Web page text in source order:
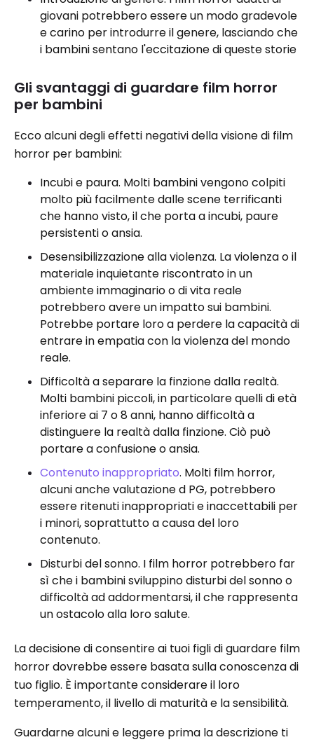
giovani potrebbero essere un modo gradevole
e carino per introdurre il genere, lasciando che
i bambini sentano l'eccitazione di queste storie
Gli svantaggi di guardare film horror
per bambini
Ecco alcuni degli effetti negativi della visione di film
horror per bambini:
Incubi e paura. Molti bambini vengono colpiti
molto più facilmente dalle scene terrificanti
che hanno visto, il che porta a incubi, paure
persistenti o ansia.
Desensibilizzazione alla violenza. La violenza o il
materiale inquietante riscontrato in un
ambiente immaginario o di vita reale
potrebbero avere un impatto sui bambini.
Potrebbe portare loro a perdere la capacità di
entrare in empatia con la violenza del mondo
reale.
Difficoltà a separare la finzione dalla realtà.
Molti bambini piccoli, in particolare quelli di età
inferiore ai 7 o 8 anni, hanno difficoltà a
distinguere la realtà dalla finzione. Ciò può
portare a confusione o ansia.
Contenuto inappropriato. Molti film horror,
alcuni anche valutazione d PG, potrebbero
essere ritenuti inappropriati e inaccettabili per
i minori, soprattutto a causa del loro
contenuto.
Disturbi del sonno. I film horror potrebbero far
sì che i bambini sviluppino disturbi del sonno o
difficoltà ad addormentarsi, il che rappresenta
un ostacolo alla loro salute.
La decisione di consentire ai tuoi figli di guardare film
horror dovrebbe essere basata sulla conoscenza di
tuo figlio. È importante considerare il loro
temperamento, il livello di maturità e la sensibilità.
Guardarne alcuni e leggere prima la descrizione ti